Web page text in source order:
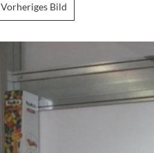
Vorheriges Bild